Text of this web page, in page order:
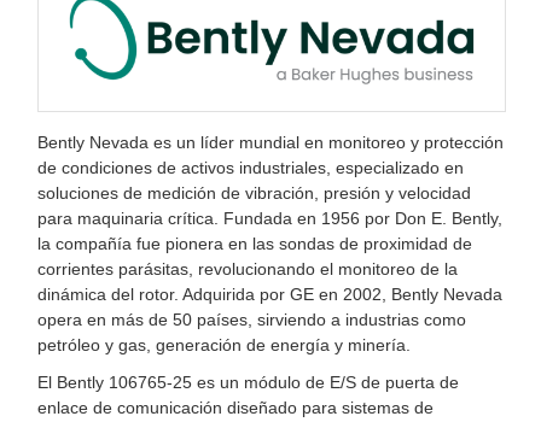
Bently Nevada es un líder mundial en monitoreo y protección
de condiciones de activos industriales, especializado en
soluciones de medición de vibración, presión y velocidad
para maquinaria crítica. Fundada en 1956 por Don E. Bently,
la compañía fue pionera en las sondas de proximidad de
corrientes parásitas, revolucionando el monitoreo de la
dinámica del rotor. Adquirida por GE en 2002, Bently Nevada
opera en más de 50 países, sirviendo a industrias como
petróleo y gas, generación de energía y minería.
El Bently 106765-25 es un módulo de E/S de puerta de
enlace de comunicación diseñado para sistemas de